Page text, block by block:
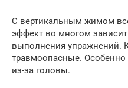
С вертикальным жимом
эффект во многом
выполнения упражнений.
травмоопасные.
из-за головы.